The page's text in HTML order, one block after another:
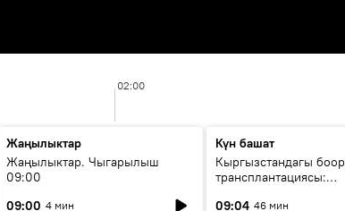
02:00
Жаңылыктар
Жаңылыктар. Чыгарылыш
09:00
09:00 4 мин
Күн башат
Кыргызстандагы боор
трансплантациясы:
келечеги
09:04 46 мин